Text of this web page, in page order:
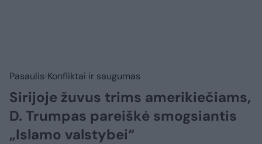
Pasaulis Konfliktai ir saugumas
Sirijoje žuvus trims amerikiečiams,
D. Trumpas pareiškė smogsiantis
„Islamo valstybei“